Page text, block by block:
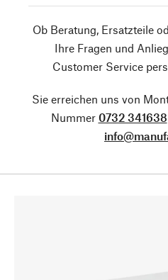
Ob Beratung, Ersatzteile
Ihre Fragen und
Customer Service
Sie erreichen uns von
Nummer 0732 341638